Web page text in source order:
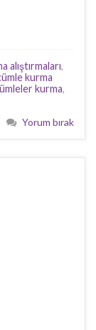
alıştırmaları,
kurma
kurma,
Yorum bırak